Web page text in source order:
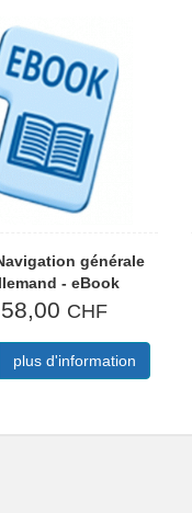
générale
- eBook
58,00 CHF
plus d'information